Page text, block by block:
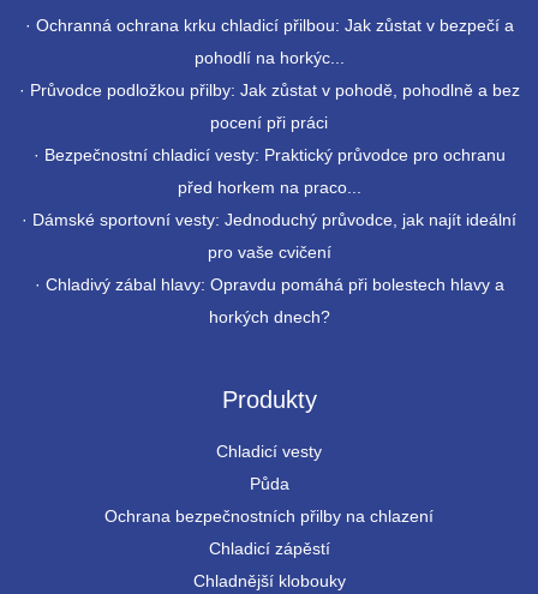
· Ochranná ochrana krku chladicí přilbou: Jak zůstat v bezpečí a
pohodlí na horkýc...
· Průvodce podložkou přilby: Jak zůstat v pohodě, pohodlně a bez
pocení při práci
· Bezpečnostní chladicí vesty: Praktický průvodce pro ochranu
před horkem na praco...
· Dámské sportovní vesty: Jednoduchý průvodce, jak najít ideální
pro vaše cvičení
· Chladivý zábal hlavy: Opravdu pomáhá při bolestech hlavy a
horkých dnech?
Produkty
Chladicí vesty
Půda
Ochrana bezpečnostních přilby na chlazení
Chladicí zápěstí
Chladnější klobouky